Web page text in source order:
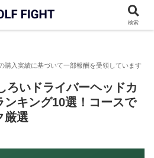
【2026年版】おもしろいドライバー
ろいドライバーヘッドカ
キング10選！コースで
厳選
検索